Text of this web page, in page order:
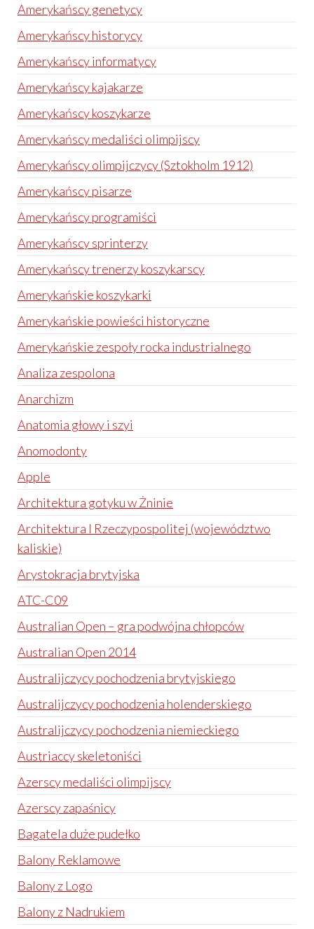
Amerykańscy genetycy
Amerykańscy historycy
Amerykańscy informatycy
Amerykańscy kajakarze
Amerykańscy koszykarze
Amerykańscy medaliści olimpijscy
Amerykańscy olimpijczycy (Sztokholm 1912)
Amerykańscy pisarze
Amerykańscy programiści
Amerykańscy sprinterzy
Amerykańscy trenerzy koszykarscy
Amerykańskie koszykarki
Amerykańskie powieści historyczne
Amerykańskie zespoły rocka industrialnego
Analiza zespolona
Anarchizm
Anatomia głowy i szyi
Anomodonty
Apple
Architektura gotyku w Żninie
Architektura I Rzeczypospolitej (województwo
kaliskie)
Arystokracja brytyjska
ATC-C09
Australian Open – gra podwójna chłopców
Australian Open 2014
Australijczycy pochodzenia brytyjskiego
Australijczycy pochodzenia holenderskiego
Australijczycy pochodzenia niemieckiego
Austriaccy skeletoniści
Azerscy medaliści olimpijscy
Azerscy zapaśnicy
Bagatela duże pudełko
Balony Reklamowe
Balony z Logo
Balony z Nadrukiem